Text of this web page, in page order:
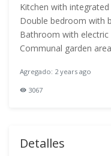
Kitchen with
Double bedroom with
Bathroom with
Communal garden area
Agregado: 2 years ago
3067
Detalles